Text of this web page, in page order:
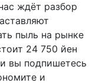
ждёт разбор
пыль на рынке
24 750 йен
вы подпишетесь
и